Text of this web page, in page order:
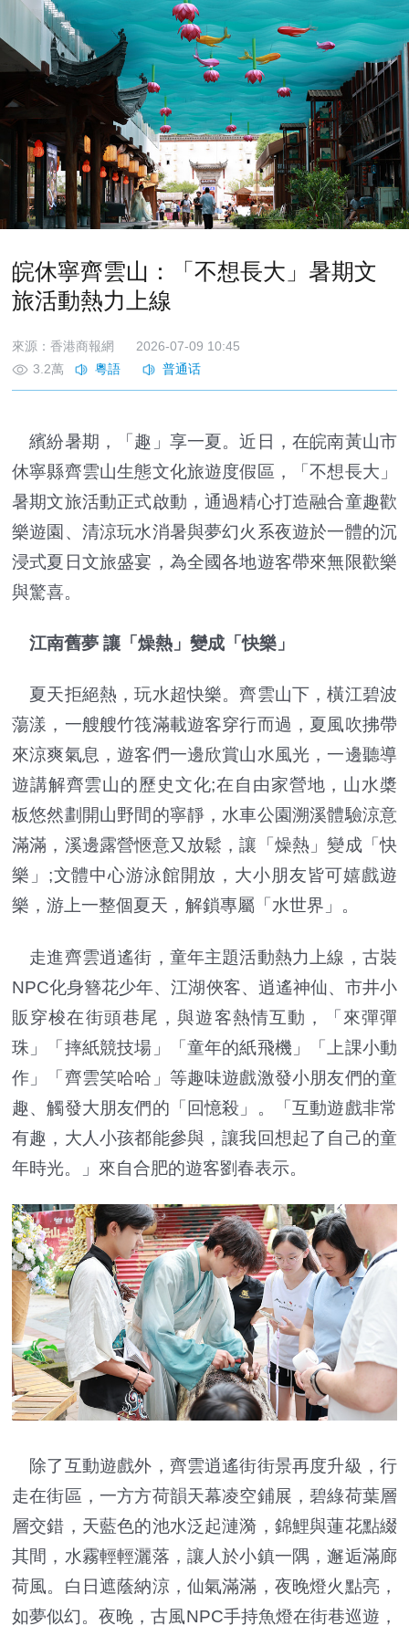
皖休寧齊雲山：「不想長大」暑期文
旅活動熱力上線
來源：香港商報網
2026-07-09 10:45
3.2萬
繽紛暑期，「趣」享一夏。近日，在皖南黃山市
休寧縣齊雲山生態文化旅遊度假區，「不想長大」
暑期文旅活動正式啟動，通過精心打造融合童趣歡
樂遊園、清涼玩水消暑與夢幻火系夜遊於一體的沉
浸式夏日文旅盛宴，為全國各地遊客帶來無限歡樂
與驚喜。
江南舊夢 讓「燥熱」變成「快樂」
夏天拒絕熱，玩水超快樂。齊雲山下，橫江碧波
蕩漾，一艘艘竹筏滿載遊客穿行而過，夏風吹拂帶
來涼爽氣息，遊客們一邊欣賞山水風光，一邊聽導
遊講解齊雲山的歷史文化;在自由家營地，山水槳
板悠然劃開山野間的寧靜，水車公園溯溪體驗涼意
滿滿，溪邊露營愜意又放鬆，讓「燥熱」變成「快
樂」;文體中心游泳館開放，大小朋友皆可嬉戲遊
樂，游上一整個夏天，解鎖專屬「水世界」。
走進齊雲逍遙街，童年主題活動熱力上線，古裝
NPC化身簪花少年、江湖俠客、逍遙神仙、市井小
販穿梭在街頭巷尾，與遊客熱情互動，「來彈彈
珠」「摔紙競技場」「童年的紙飛機」「上課小動
作」「齊雲笑哈哈」等趣味遊戲激發小朋友們的童
趣、觸發大朋友們的「回憶殺」。「互動遊戲非常
有趣，大人小孩都能參與，讓我回想起了自己的童
年時光。」來自合肥的遊客劉春表示。
除了互動遊戲外，齊雲逍遙街街景再度升級，行
走在街區，一方方荷韻天幕凌空鋪展，碧綠荷葉層
層交錯，天藍色的池水泛起漣漪，錦鯉與蓮花點綴
其間，水霧輕輕灑落，讓人於小鎮一隅，邂逅滿廊
荷風。白日遮蔭納涼，仙氣滿滿，夜晚燈火點亮，
如夢似幻。夜晚，古風NPC手持魚燈在街巷巡遊，